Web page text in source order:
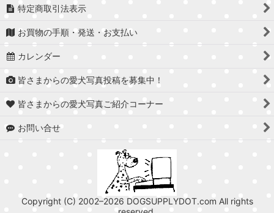
特定商取引法表示
お買物の手順・発送・お支払い
カレンダー
皆さまからの愛犬写真投稿を募集中！
皆さまからの愛犬写真ご紹介コーナー
お問い合せ
Copyright (C) 2002–2026 DOGSUPPLYDOT.com All rights